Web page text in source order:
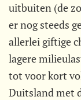
uitbuiten (de
er nog steeds
allerlei giftige
lagere
tot voor kort
Duitsland met